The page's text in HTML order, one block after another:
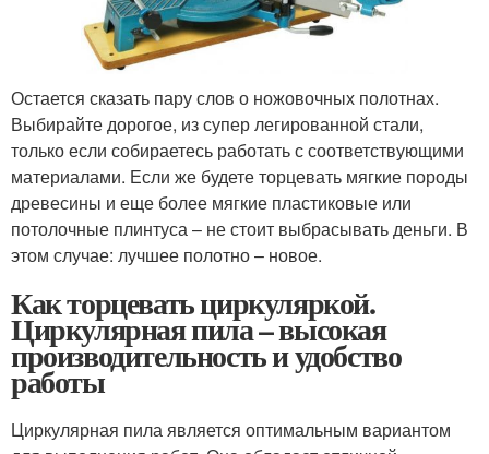
Остается сказать пару слов о ножовочных полотнах.
Выбирайте дорогое, из супер легированной стали,
только если собираетесь работать с соответствующими
материалами. Если же будете торцевать мягкие породы
древесины и еще более мягкие пластиковые или
потолочные плинтуса – не стоит выбрасывать деньги. В
этом случае: лучшее полотно – новое.
Как торцевать циркуляркой.
Циркулярная пила – высокая
производительность и удобство
работы
Циркулярная пила является оптимальным вариантом